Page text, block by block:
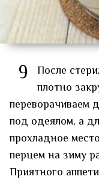
9
После
плотно
переворачиваем
под одеялом, а
прохладное
перцем на зиму
Приятного